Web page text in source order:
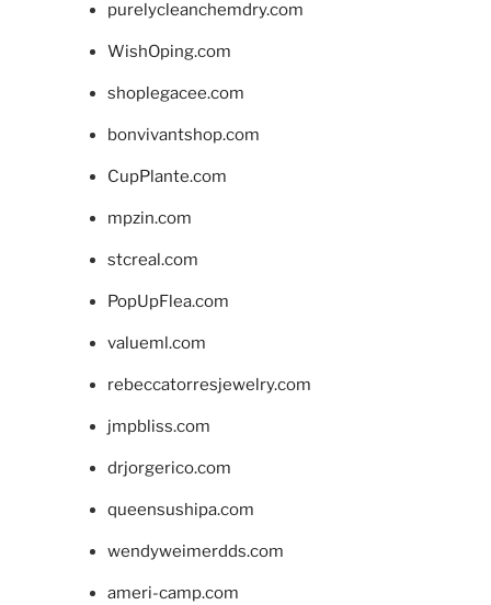
purelycleanchemdry.com
WishOping.com
shoplegacee.com
bonvivantshop.com
CupPlante.com
mpzin.com
stcreal.com
PopUpFlea.com
valueml.com
rebeccatorresjewelry.com
jmpbliss.com
drjorgerico.com
queensushipa.com
wendyweimerdds.com
ameri-camp.com